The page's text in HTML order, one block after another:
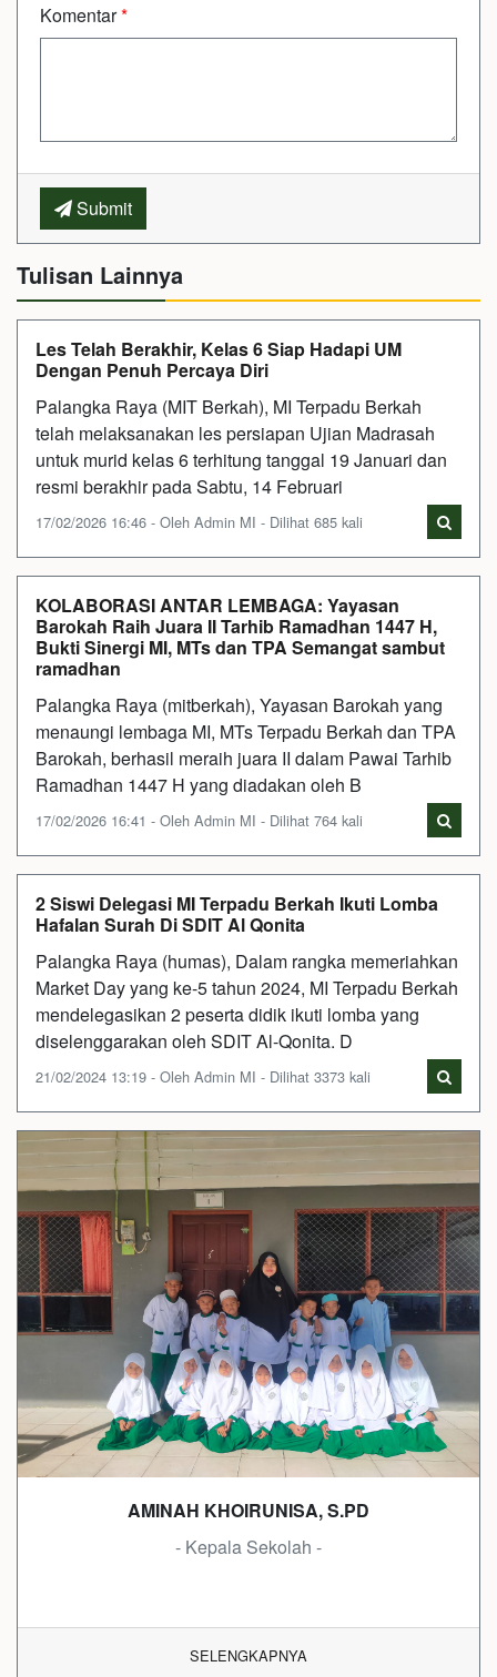
Komentar*
Submit
Tulisan Lainnya
Les Telah Berakhir, Kelas 6 Siap Hadapi UM
Dengan Penuh Percaya Diri
Palangka Raya (MIT Berkah), MI Terpadu Berkah
telah melaksanakan les persiapan Ujian Madrasah
untuk murid kelas 6 terhitung tanggal 19 Januari dan
resmi berakhir pada Sabtu, 14 Februari
17/02/2026 16:46 - Oleh Admin MI - Dilihat 685 kali
KOLABORASI ANTAR LEMBAGA: Yayasan
Barokah Raih Juara II Tarhib Ramadhan 1447 H,
Bukti Sinergi MI, MTs dan TPA Semangat sambut
ramadhan
Palangka Raya (mitberkah), Yayasan Barokah yang
menaungi lembaga MI, MTs Terpadu Berkah dan TPA
Barokah, berhasil meraih juara II dalam Pawai Tarhib
Ramadhan 1447 H yang diadakan oleh B
17/02/2026 16:41 - Oleh Admin MI - Dilihat 764 kali
2 Siswi Delegasi MI Terpadu Berkah Ikuti Lomba
Hafalan Surah Di SDIT Al Qonita
Palangka Raya (humas), Dalam rangka memeriahkan
Market Day yang ke-5 tahun 2024, MI Terpadu Berkah
mendelegasikan 2 peserta didik ikuti lomba yang
diselenggarakan oleh SDIT Al-Qonita. D
21/02/2024 13:19 - Oleh Admin MI - Dilihat 3373 kali
AMINAH KHOIRUNISA, S.PD
- Kepala Sekolah -
SELENGKAPNYA